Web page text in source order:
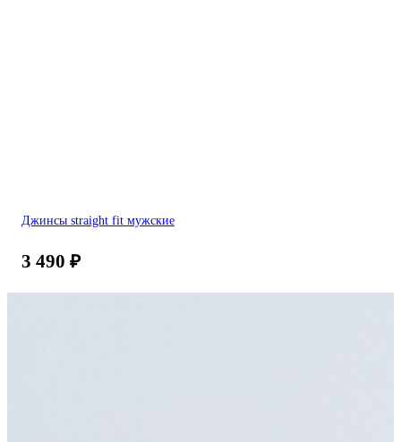
Джинсы straight fit мужские
3 490 ₽